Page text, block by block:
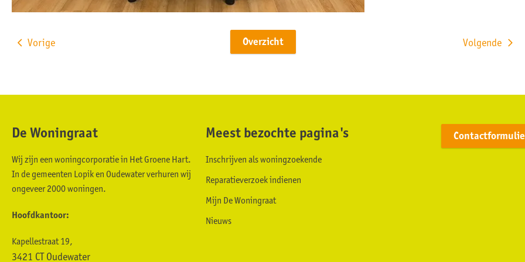
Volgende
Overzicht
Vorige
Contactinformatie
De Woningraat
Wij zijn een woningcorporatie in Het Groene Hart.
In de gemeenten Lopik en Oudewater verhuren wij
ongeveer 2000 woningen.
Hoofdkantoor:
Kapellestraat 19,
3421 CT Oudewater
Meest bezochte pagina's
Inschrijven als woningzoekende
Reparatieverzoek indienen
Mijn De Woningraat
Nieuws